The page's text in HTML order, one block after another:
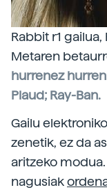
Rabbit r1
Metaren
hurrenez
Plaud; Ray-Ban.
Gailu
zenetik, ez da
aritzeko
nagusiak